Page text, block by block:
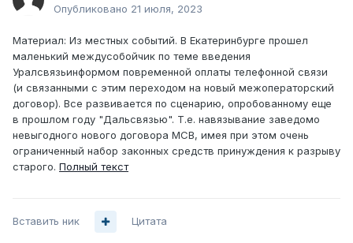
Опубликовано 21 июля, 2023
Материал: Из местных событий. В Екатеринбурге прошел
маленький междусобойчик по теме введения
Уралсвязьинформом повременной оплаты телефонной связи
(и связанными с этим переходом на новый межоператорский
договор). Все развивается по сценарию, опробованному еще
в прошлом году "Дальсвязью". Т.е. навязывание заведомо
невыгодного нового договора МСВ, имея при этом очень
ограниченный набор законных средств принуждения к разрыву
старого. Полный текст
Вставить ник Цитата